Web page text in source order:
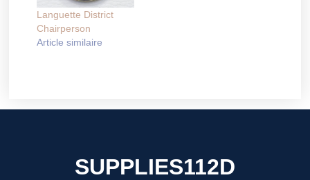
Languette District
Chairperson
Article similaire
SUPPLIES112D